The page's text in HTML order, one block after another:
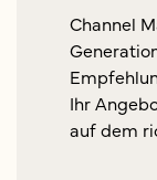
Channel
Ihr
auf dem